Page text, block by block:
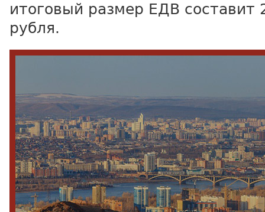
итоговый размер ЕДВ составит
рубля.